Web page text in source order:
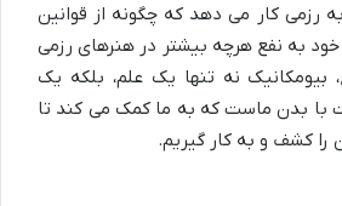
رزمی کار می دهد که چگونه از قوانین
به نفع هرچه بیشتر در هنرهای رزمی
بیومکانیک نه تنها یک علم، بلکه یک
با بدن ماست که به ما کمک می کند تا
را کشف و به کار گیریم.